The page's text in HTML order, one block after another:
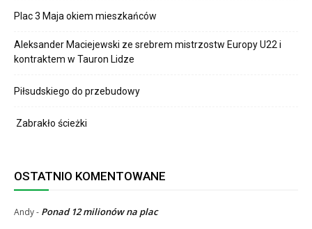
Plac 3 Maja okiem mieszkańców
Aleksander Maciejewski ze srebrem mistrzostw Europy U22 i
kontraktem w Tauron Lidze
Piłsudskiego do przebudowy
Zabrakło ścieżki
OSTATNIO KOMENTOWANE
Andy- Ponad 12 milionów na plac